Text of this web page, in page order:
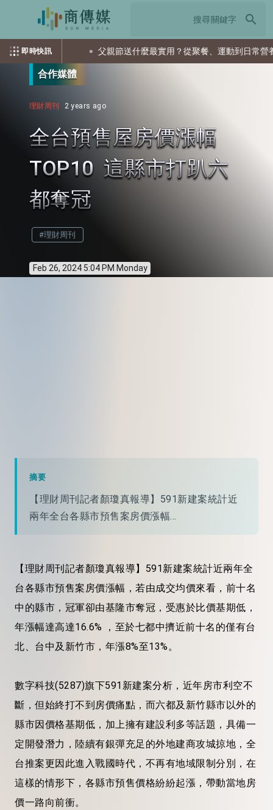
search
即時快訊
首選 父親節送什麼最實用？從聚餐、運動到日常營養 4種送
合作媒體
理財周刊 2 years ago
全台預售屋房價漲幅
TOP10 這縣市打趴六
都奪冠
#理財周刊
Feb 26, 2024 5:04 PM Monday
摘要
【理財周刊記者顏瓊真報導】591新建案統計近
兩年全台各縣市預售案房價漲幅...
【理財周刊記者顏瓊真報導】591新建案統計近兩年全
台各縣市預售案房價漲幅，若由成交均價來看，前十名
中的縣市，冠軍卻由基隆市奪冠，受惠於比價基期低，
年漲幅達高達16.6% ，至於七都中擠近前十名的僅有台
北、台中及新竹市，年漲8%至13%。
數字科技(5287)旗下591新建案分析，近年房市利空不
斷，但始終打不到房價痛點，而六都及新竹縣市以外的
縣市因價格基期低，加上擁有建設利多等話題，具備一
定開發潛力，陸續有銀彈充足的外地建商攻城掠地，全
台推案更因此進入戰國時代，不再有地域限制分別，在
這樣的情形下，各縣市預售價格紛紛起漲，帶動當地房
價一路向前衝。